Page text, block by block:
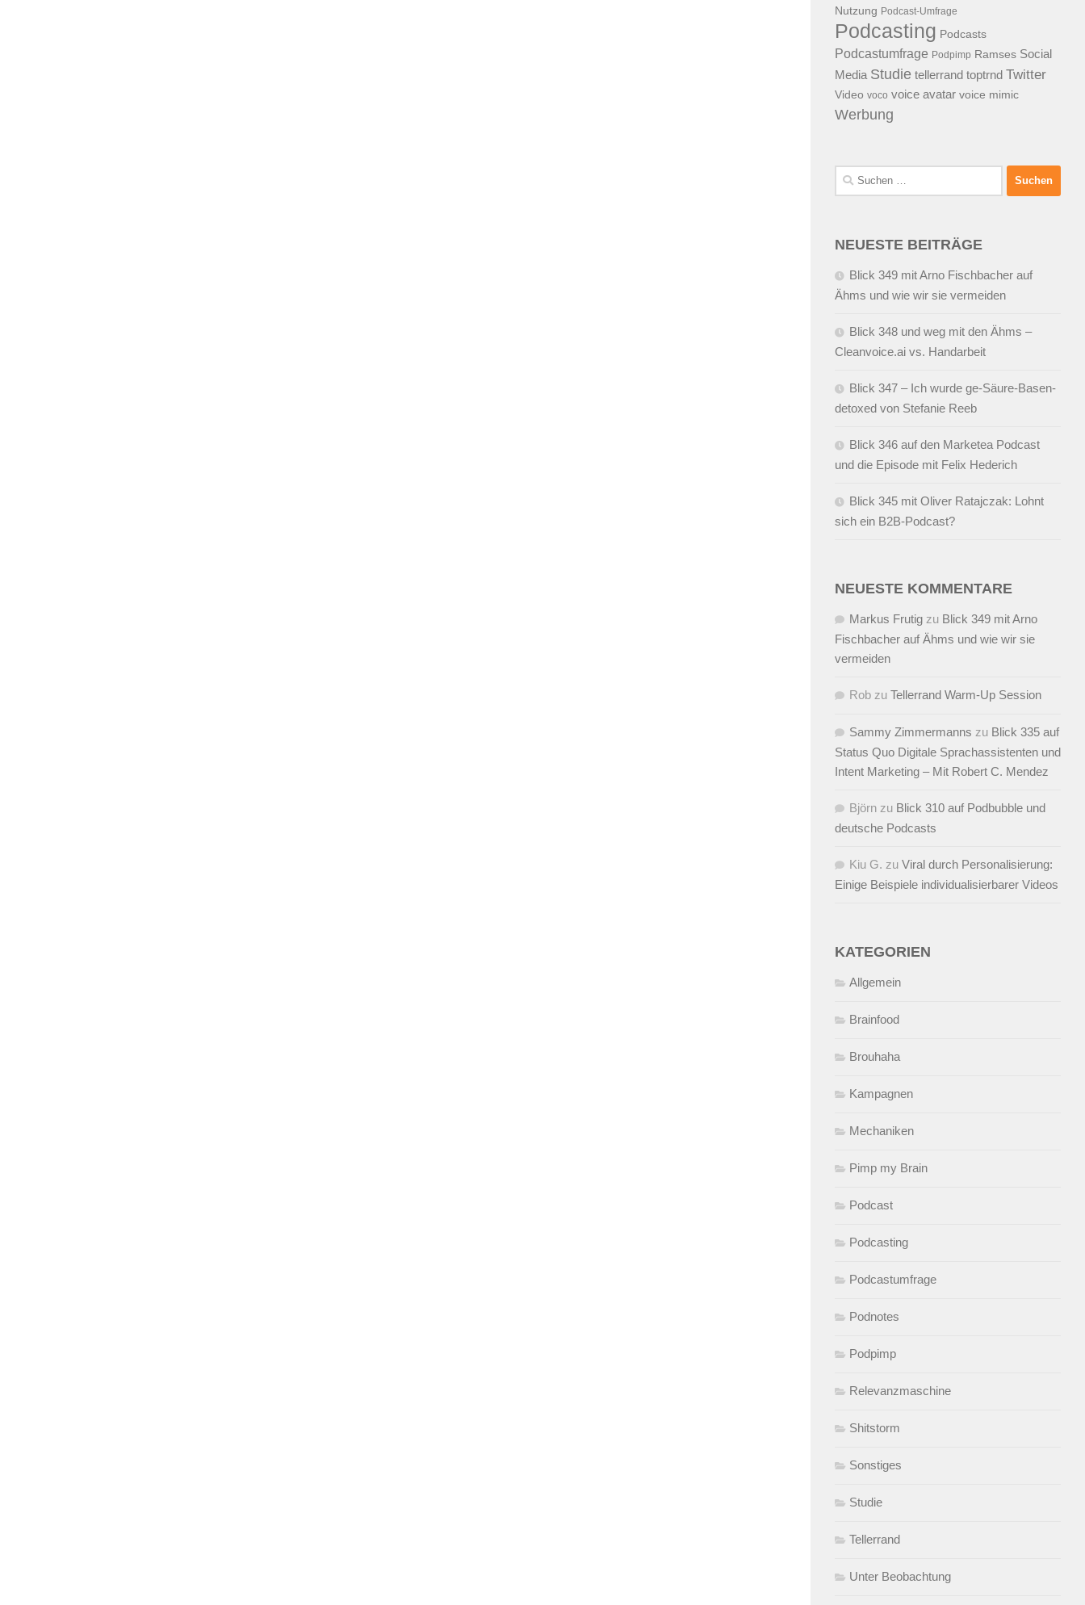
Nutzung Podcast-Umfrage
Podcasting Podcasts
Podcastumfrage Podpimp Ramses Social
Media Studie tellerrand toptrnd Twitter
Video voco voice avatar voice mimic
Werbung
Suchen
nach:
NEUESTE BEITRÄGE
Blick 349 mit Arno Fischbacher auf
Ähms und wie wir sie vermeiden
Blick 348 und weg mit den Ähms –
Cleanvoice.ai vs. Handarbeit
Blick 347 – Ich wurde ge-Säure-Basen-
detoxed von Stefanie Reeb
Blick 346 auf den Marketea Podcast
und die Episode mit Felix Hederich
Blick 345 mit Oliver Ratajczak: Lohnt
sich ein B2B-Podcast?
NEUESTE KOMMENTARE
Markus Frutig zu Blick 349 mit Arno
Fischbacher auf Ähms und wie wir sie
vermeiden
Rob zu Tellerrand Warm-Up Session
Sammy Zimmermanns zu Blick 335 auf
Status Quo Digitale Sprachassistenten und
Intent Marketing – Mit Robert C. Mendez
Björn zu Blick 310 auf Podbubble und
deutsche Podcasts
Kiu G. zu Viral durch Personalisierung:
Einige Beispiele individualisierbarer Videos
KATEGORIEN
Allgemein
Brainfood
Brouhaha
Kampagnen
Mechaniken
Pimp my Brain
Podcast
Podcasting
Podcastumfrage
Podnotes
Podpimp
Relevanzmaschine
Shitstorm
Sonstiges
Studie
Tellerrand
Unter Beobachtung